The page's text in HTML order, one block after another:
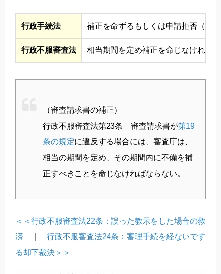
行政手続法 補正を命ずるもしくは申請拒否（
行政不服審査法 相当期間を定め補正を命じなければ
（審査請求書の補正）
行政不服審査法第23条 審査請求書が第19
条の規定に違反する場合には、審査庁は、
相当の期間を定め、その期間内に不備を補
正すべきことを命じなければならない。
＜＜行政不服審査法22条：誤った教示をした場合の救
済
行政不服審査法24条：審理手続を経ないです
る却下裁決＞＞